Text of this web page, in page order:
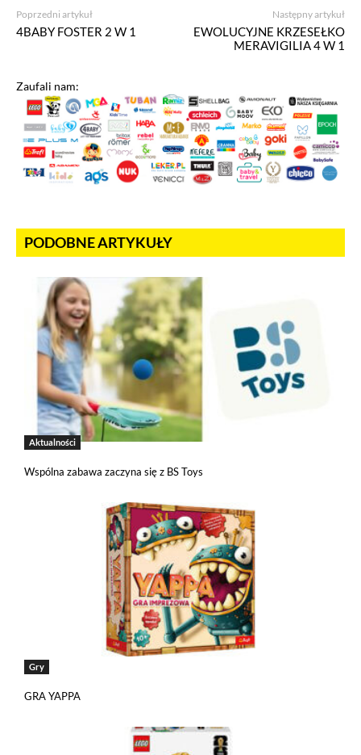
Poprzedni artykuł
4BABY FOSTER 2 W 1
Następny artykuł
EWOLUCYJNE KRZESEŁKO
MERAVIGILIA 4 W 1
Zaufali nam:
PODOBNE ARTYKUŁY
Aktualności
Wspólna zabawa zaczyna się z BS Toys
Gry
GRA YAPPA